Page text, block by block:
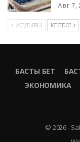
Авг 7,
АЛДЫҢҒЫ КЕЛЕСІ
БАСТЫ БЕТ
ЭКОНОМИКА
© 2026 -